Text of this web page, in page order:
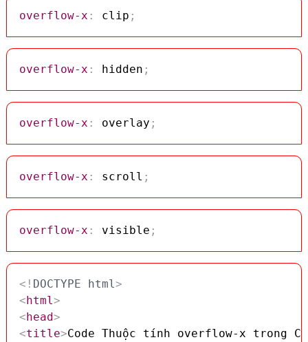
overflow-x : clip ;
overflow-x : hidden ;
overflow-x : overlay ;
overflow-x : scroll ;
overflow-x : visible ;
<! DOCTYPE html>
<html>
<head>
<title>Code Thuộc tính overflow-x trong